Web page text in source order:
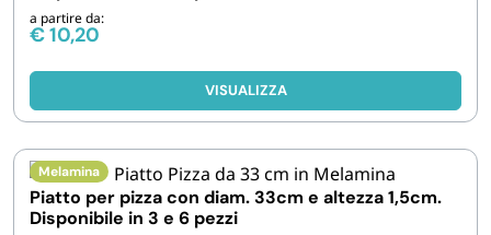
CASA E PERSONA
FERRAMENTA E LINEA AUTO
PERSONA E MEDICALI
AVVOLGENTI E CONTENITORI ALIMENTARI
a partire da:
€10,20
VISUALIZZA
Melamina
Piatto per pizza con diam. 33cm e altezza 1,5cm.
Disponibile in 3 e 6 pezzi